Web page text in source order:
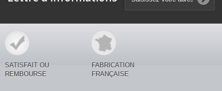
SATISFAIT OU
REMBOURSE
FABRICATION
FRANÇAISE